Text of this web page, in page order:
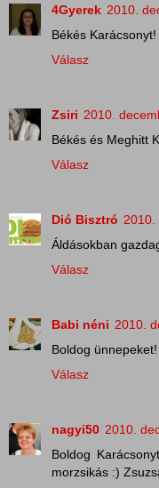
4Gyerek 2010.
Békés Karácsonyt!
Válasz
Zsiri 2010.
Békés és Meghitt
Válasz
Dió Bisztró 2010.
Áldásokban
Válasz
Babi néni 2010.
Boldog
Válasz
nagyi50 2010.
Boldog
morzsikás :)